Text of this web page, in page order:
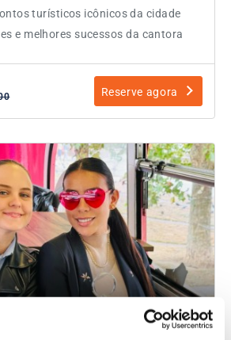
turísticos icônicos da cidade
e melhores sucessos da cantora
Reserve agora
Again Ônibus do chá da